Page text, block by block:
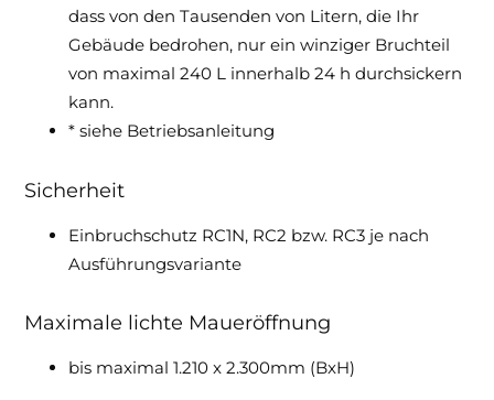
dass von den Tausenden von Litern, die Ihr
Gebäude bedrohen, nur ein winziger Bruchteil
von maximal 240 L innerhalb 24 h durchsickern
kann.
* siehe Betriebsanleitung
Sicherheit
Einbruchschutz RC1N, RC2 bzw. RC3 je nach
Ausführungsvariante
Maximale lichte Maueröffnung
bis maximal 1.210 x 2.300mm (BxH)